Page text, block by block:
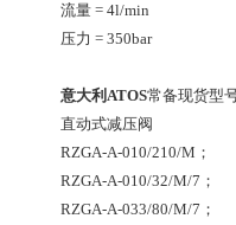
流量 = 4l/min
压力 = 350bar
意大利ATOS常备现货型
直动式减压阀
RZGA-A-010/210/M；
RZGA-A-010/32/M/7；
RZGA-A-033/80/M/7；